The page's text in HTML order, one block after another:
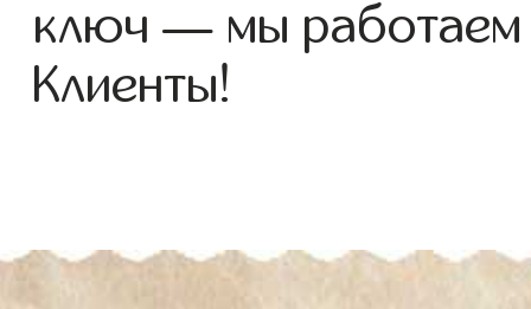
ключ — мы
Клиенты!